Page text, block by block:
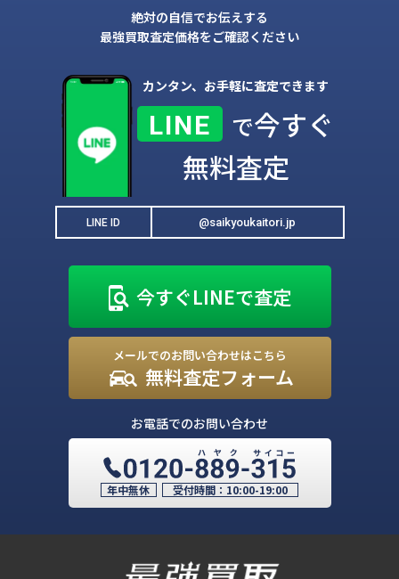
絶対の自信でお伝えする
最強買取査定価格をご確認ください
カンタン、お手軽に査定できます
LINE で今すぐ
無料査定
LINE ID @saikyoukaitori.jp
今すぐLINEで査定
メールでのお問い合わせはこちら
無料査定フォーム
お電話でのお問い合わせ
年中無休 受付時間： 10:00-19:00